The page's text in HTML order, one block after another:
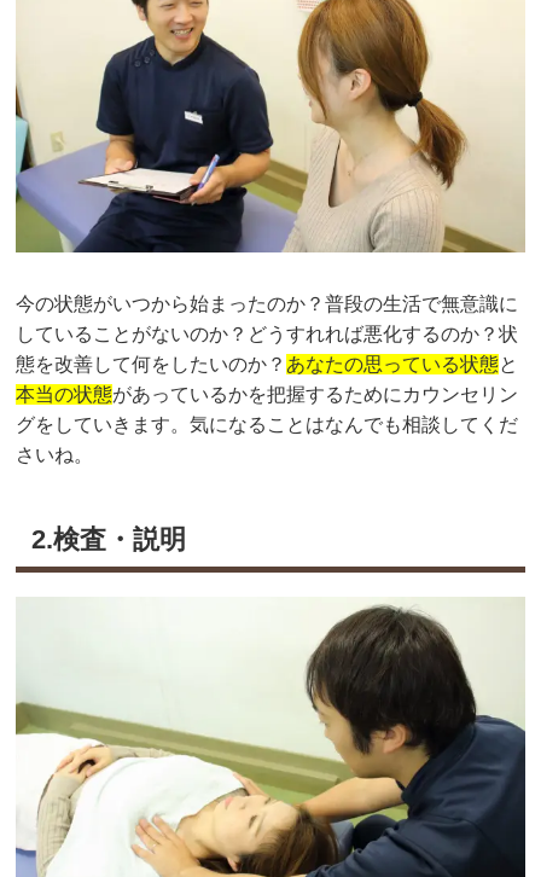
今の状態がいつから始まったのか？普段の生活で無意識に
していることがないのか？どうすれれば悪化するのか？状
態を改善して何をしたいのか？ あなたの思っている状態と
本当の状態があっているかを把握するためにカウンセリン
グをしていきます。気になることはなんでも相談してくだ
さいね。
2.検査・説明